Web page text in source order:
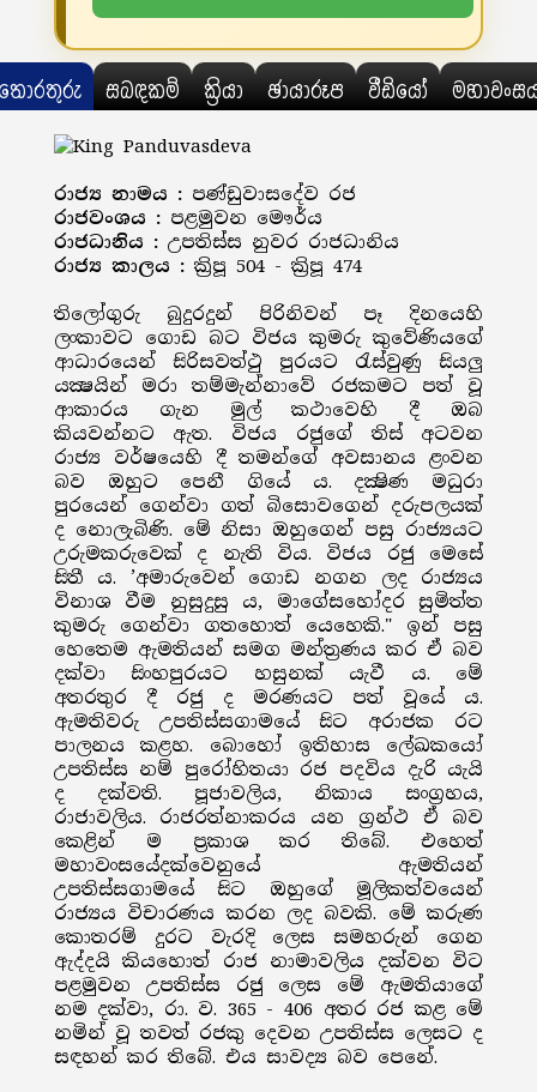
සබඳකම් ක්‍රියා ඡායාරූප වීඩියෝ
රාජ්‍ය නාමය : පණ්ඩුවාසදේව රජ
රාජවංශය : පළමුවන මෞර්ය
රාජධානිය : උපතිස්ස නුවර රාජධානිය
රාජ්‍ය කාලය : ක්‍රිපූ 504 - ක්‍රිපූ 474
තිලෝගුරු බුදුරදුන් පිරිනිවන් පෑ දිනයෙහි
ලංකාවට ගොඩ බට විජය කුමරු කුවේණියගේ
ආධාරයෙන් සිරිසවත්ථු පුරයට රැස්වුණු සියලු
යක්‍ෂයින් මරා තම්මැන්නාවේ රජකමට පත් වූ
ආකාරය ගැන මුල් කථාවෙහි දී ඔබ
කියවන්නට ඇත. විජය රජුගේ තිස් අටවන
රාජ්‍ය වර්ෂයෙහි දී තමන්ගේ අවසානය ළංවන
බව ඔහුට පෙනී ගියේ ය. දක්‍ෂිණ මධුරා
පුරයෙන් ගෙන්වා ගත් බිසොවගෙන් දරුපලයක්
ද නොලැබිණි. මේ නිසා ඔහුගෙන් පසු රාජ්‍යයට
උරුමකරුවෙක් ද නැති විය. විජය රජු මෙසේ
සිතී ය. ’අමාරුවෙන් ගොඩ නගන ලද රාජ්‍යය
විනාශ වීම නුසුදුසු ය, මාගේසහෝදර සුමිත්ත
කුමරු ගෙන්වා ගතහොත් යෙහෙකි." ඉන් පසු
හෙතෙම ඇමතියන් සමග මන්ත්‍රණය කර ඒ බව
දක්වා සිංහපුරයට හසුනක් යැවී ය. මේ
අතරතුර දී රජු ද මරණයට පත් වූයේ ය.
ඇමතිවරු උපතිස්සගාමයේ සිට අරාජක රට
පාලනය කළහ. බොහෝ ඉතිහාස ලේඛකයෝ
උපතිස්ස නම් පුරෝහිතයා රජ පදවිය දැරි යැයි
ද දක්වති. පූජාවලිය, නිකාය සංග්‍රහය,
රාජාවලිය. රාජරත්නාකරය යන ග්‍රන්ථ ඒ බව
කෙළින් ම ප්‍රකාශ කර තිබේ. එහෙත්
මහාවංසයේදක්වෙනුයේ ඇමතියන්
උපතිස්සගාමයේ සිට ඔහුගේ මූලිකත්වයෙන්
රාජ්‍යය විචාරණය කරන ලද බවකි. මේ කරුණ
කොතරම් දුරට වැරදි ලෙස සමහරුන් ගෙන
ඇද්දයි කියහොත් රාජ නාමාවලිය දක්වන විට
පළමුවන උපතිස්ස රජු ලෙස මේ ඇමතියාගේ
නම දක්වා, රා. ව. 365 - 406 අතර රජ කළ මේ
නමින් වූ තවත් රජකු දෙවන උපතිස්ස ලෙසට ද
සඳහන් කර තිබේ. එය සාවද්‍ය බව පෙනේ.